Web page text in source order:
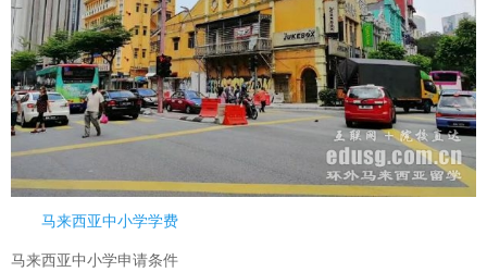
马来西亚中小学学费
马来西亚中小学申请条件